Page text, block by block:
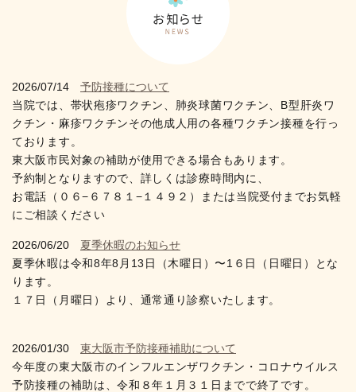
2026/07/14
予防接種について
当院では、帯状疱疹ワクチン、肺炎球菌ワクチン、B型肝炎ワ
クチン・麻疹ワクチンその他成人用の各種ワクチン接種を行っ
ております。
東大阪市民対象の補助が使用できる場合もあります。
予約制となりますので、詳しくは診療時間内に、
お電話（０６−６７８１−１４９２）または当院受付までお気軽
にご相談ください
2026/06/20
夏季休暇のお知らせ
夏季休暇は令和8年8月13日（木曜日）〜1６日（日曜日）とな
ります。
１７日（月曜日）より、通常通り診察いたします。
2026/01/30
東大阪市予防接種補助について
今年度の東大阪市のインフルエンザワクチン・コロナウイルス
予防接種の補助は、令和８年１月３１日までで終了です。